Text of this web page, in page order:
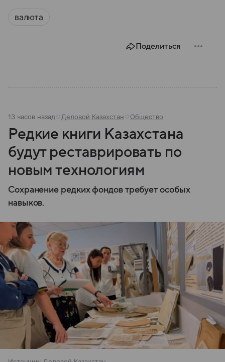
валюта
Поделиться
13 часов назад Деловой Казахстан Общество
Редкие книги Казахстана
будут реставрировать по
новым технологиям
Сохранение редких фондов требует особых
навыков.